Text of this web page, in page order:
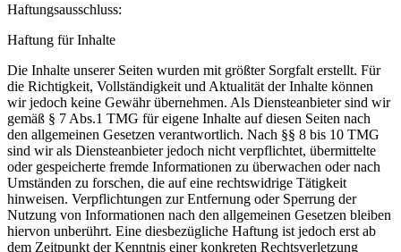
Haftungsausschluss:
Haftung für Inhalte
Die Inhalte unserer Seiten wurden mit größter Sorgfalt erstellt. Für
die Richtigkeit, Vollständigkeit und Aktualität der Inhalte können
wir jedoch keine Gewähr übernehmen. Als Diensteanbieter sind wir
gemäß § 7 Abs.1 TMG für eigene Inhalte auf diesen Seiten nach
den allgemeinen Gesetzen verantwortlich. Nach §§ 8 bis 10 TMG
sind wir als Diensteanbieter jedoch nicht verpflichtet, übermittelte
oder gespeicherte fremde Informationen zu überwachen oder nach
Umständen zu forschen, die auf eine rechtswidrige Tätigkeit
hinweisen. Verpflichtungen zur Entfernung oder Sperrung der
Nutzung von Informationen nach den allgemeinen Gesetzen bleiben
hiervon unberührt. Eine diesbezügliche Haftung ist jedoch erst ab
dem Zeitpunkt der Kenntnis einer konkreten Rechtsverletzung